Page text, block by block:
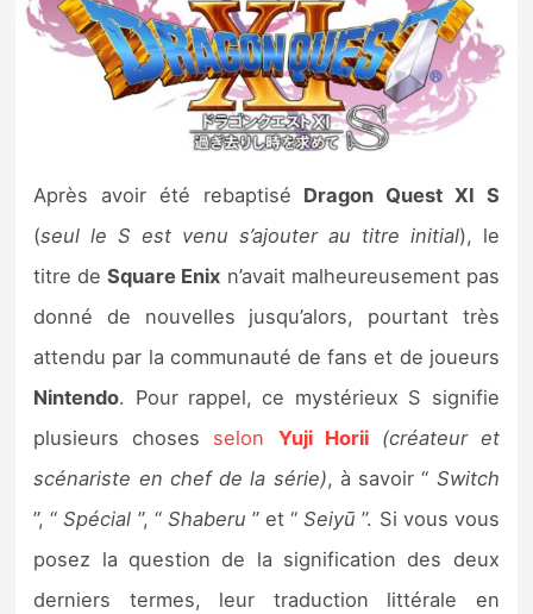
Rumeurs
Nintendo Direct
Tests et previews
Tests de jeux
Tests d’accessoires
Autres tests
Previews
Précommandes
Précommandes jeux Switch 2
Sorties de jeux
Après avoir été rebaptisé Dragon Quest XI S
(seul le S est venu s’ajouter au titre initial), le
titre deSquare Enix n’avait malheureusement pas
donné de nouvelles jusqu’alors, pourtant très
attendu par la communauté de fans et de joueurs
Nintendo. Pour rappel, ce mystérieux S signifie
plusieurs choses selon Yuji Horii
(créateur et
scénariste en chef de la série), à savoir “ Switch
”, “Spécial ”, “ Shaberu ” et “Seiyū ”. Si vous vous
posez la question de la signification des deux
derniers termes, leur traduction littérale en